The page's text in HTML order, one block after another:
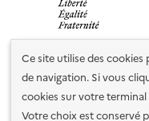
Ce site utilise des
de navigation. Si vous
cookies sur votre terminal
Votre choix est conservé
Nos partenaires